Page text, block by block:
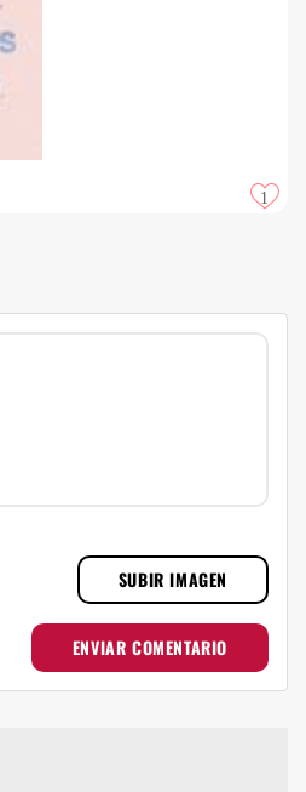
1
SUBIR IMAGEN
ENVIAR COMENTARIO